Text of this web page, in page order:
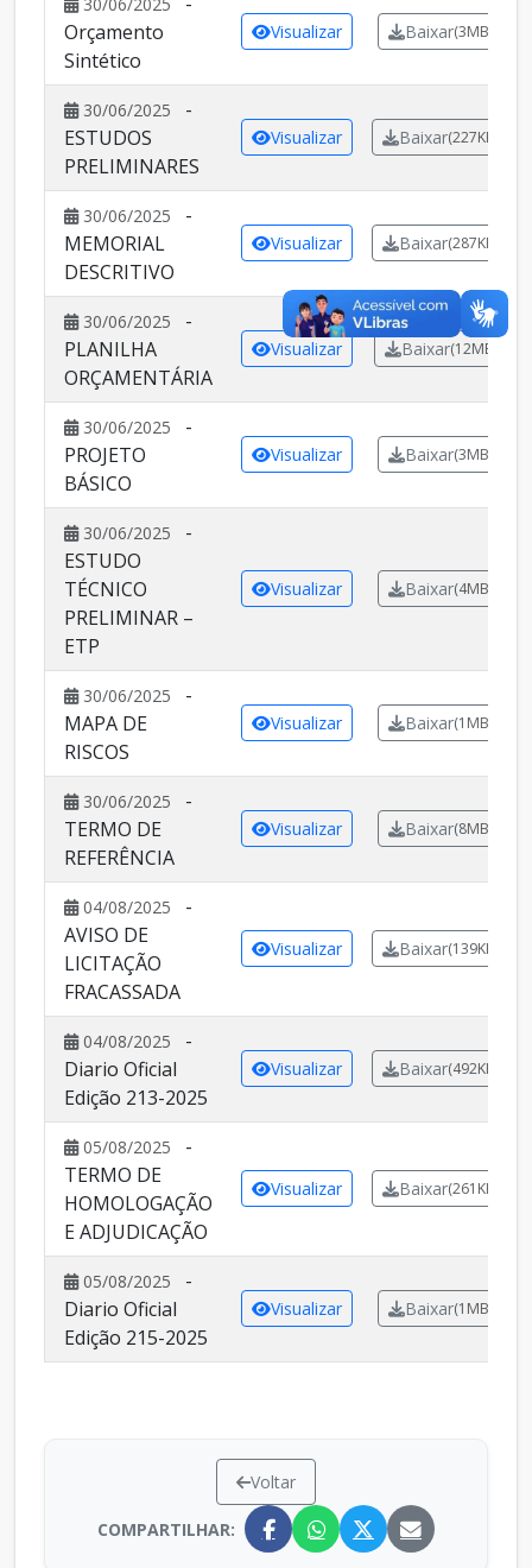
Orçamento
Sintético
Visualizar Baixar(3MB)
30/06/2025
-
ESTUDOS
PRELIMINARES
Visualizar Baixar(227KB)
30/06/2025
-
MEMORIAL
DESCRITIVO
Visualizar Baixar(287KB)
30/06/2025
-
PLANILHA
ORÇAMENTÁRIA
Visualizar Baixar(12MB)
30/06/2025
-
PROJETO
BÁSICO
Visualizar Baixar(3MB)
30/06/2025
-
ESTUDO
TÉCNICO
PRELIMINAR –
ETP
Visualizar Baixar(4MB)
30/06/2025
-
MAPA DE
RISCOS
Visualizar Baixar(1MB)
30/06/2025
-
TERMO DE
REFERÊNCIA
Visualizar Baixar(8MB)
04/08/2025
-
AVISO DE
LICITAÇÃO
FRACASSADA
Visualizar Baixar(139KB)
04/08/2025
-
Diario Oficial
Edição 213-2025
Visualizar Baixar(492KB)
05/08/2025
-
TERMO DE
HOMOLOGAÇÃO
E ADJUDICAÇÃO
Visualizar Baixar(261KB)
05/08/2025
-
Diario Oficial
Edição 215-2025
Visualizar Baixar(1MB)
Voltar
COMPARTILHAR: